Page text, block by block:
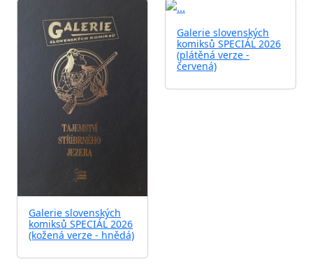
Galerie slovenských
komiksů SPECIÁL 2026
(kožená verze - hnědá)
Galerie slovenských
komiksů SPECIÁL 2026
(plátěná verze -
červená)